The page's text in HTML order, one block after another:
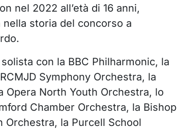
nel 2022 all’età di 16 anni,
storia del concorso a
con la BBC Philharmonic, la
Symphony Orchestra, la
Opera North Youth Orchestra, lo
Chamber Orchestra, la Bishop
Orchestra, la Purcell School